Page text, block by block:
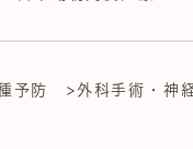
予防 >外科手術・神